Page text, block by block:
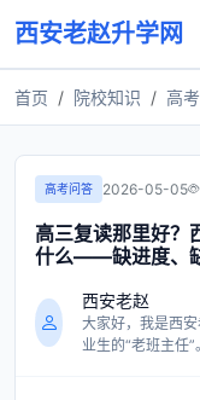
西安老赵升学网
首页 院校知识 高
高考问答 2026-05-05
高三复读那里好？
什么——缺进度、
西安老赵
大家好，我是西
业生的“老班主任